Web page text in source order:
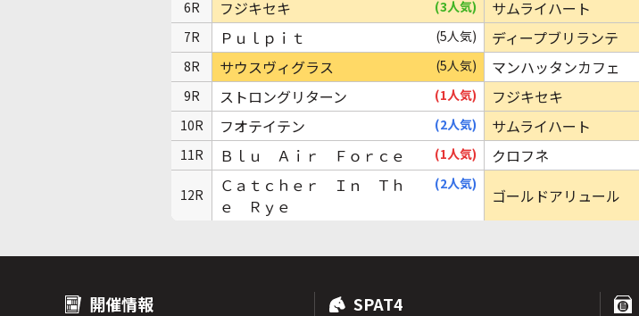
6R
フジキセキ (3人気) サムライハート
7R
Ｐｕｌｐｉｔ (5人気) ディープブリランテ
8R
サウスヴィグラス (5人気) マンハッタンカフェ
9R
ストロングリターン (1人気) フジキセキ
10R
フオテイテン (2人気) サムライハート
11R
Ｂｌｕ Ａｉｒ Ｆｏｒｃｅ (1人気) クロフネ
12R
Ｃａｔｃｈｅｒ Ｉｎ Ｔｈ
ｅ Ｒｙｅ
(2人気)
ゴールドアリュール
開催情報 SPAT4